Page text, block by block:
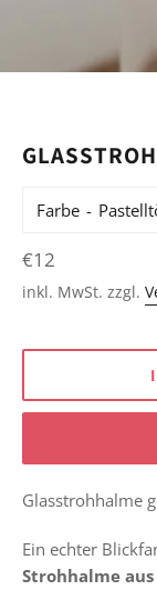
Farbe
Normaler
Preis
€12
inkl. MwSt. zzgl.
Glasstrohhalme
Ein echter
Strohhalme aus